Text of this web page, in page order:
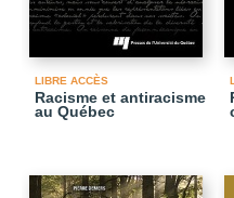
LIBRE ACCÈS
Racisme et antiracisme
au Québec